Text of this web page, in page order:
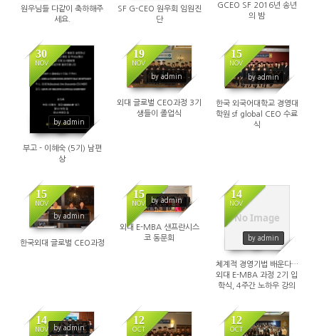
원우님들 다같이 축하해주
세요.
SF G-CEO 원우회 임원진
단
GCEO SF 2016년 송년
의 밤
30
NOV
by admin
부고 - 이혜숙 (5기) 남편
상
19
NOV
by admin
외대 글로벌 CEO과정 3기
생들이 졸업식
15
NOV
by admin
한국 외국어대학교 경영대
학원 sf global CEO 수료
식
15
NOV
by admin
한국외대 글로벌 CEO과정
15
NOV by admin
외대 E-MBA 샌프란시스
코 동문회
No Image
14
NOV
by admin
체계적 경영기법 배운다…
외대 E-MBA 과정 2기 입
학식, 4주간 노하우 강의
14
NOV by admin
12
OCT
12
OCT